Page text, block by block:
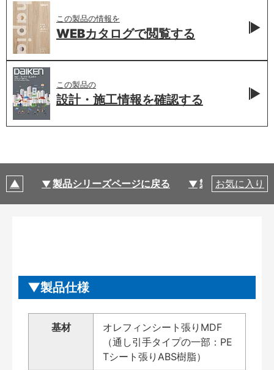
この製品の情報を
WEBカタログで閲覧する
この製品の
設計・施工情報を確認する
製品シリーズページに戻る 製品仕様
お気に入り
製品仕様
基材
オレフィンシート張りMDF
（通し引手タイプの一部：PE
Tシート張りABS樹脂）